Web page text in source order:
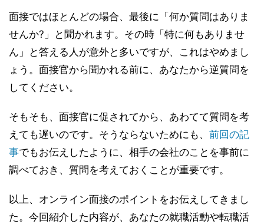
面接ではほとんどの場合、最後に「何か質問はありま
せんか?」と聞かれます。その時「特に何もありませ
ん」と答える人が意外と多いですが、これはやめまし
ょう。面接官から聞かれる前に、あなたから逆質問を
してください。
そもそも、面接官に促されてから、あわてて質問を考
えても遅いのです。そうならないためにも、 前回の記
事でもお伝えしたように、相手の会社のことを事前に
調べておき、質問を考えておくことが重要です。
以上、オンライン面接のポイントをお伝えしてきまし
た。今回紹介した内容が、あなたの就職活動や転職活